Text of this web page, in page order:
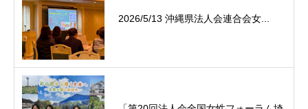
2026/5/13 沖縄県法人会連合会女...